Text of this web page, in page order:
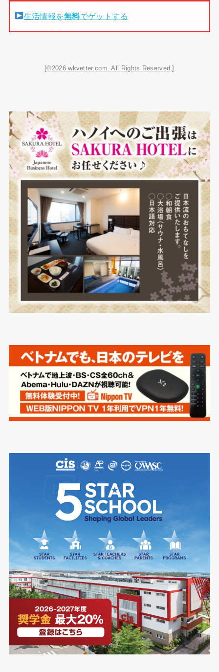
生活情報を無料でゲットする
[©2026 wkvetter.com. All Rights Reserved.]